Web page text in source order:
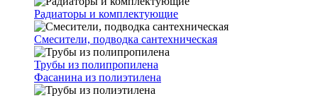
Радиаторы и комплектующие
Смесители, подводка сантехническая
Трубы из полипропилена
Фасанина из полиэтилена